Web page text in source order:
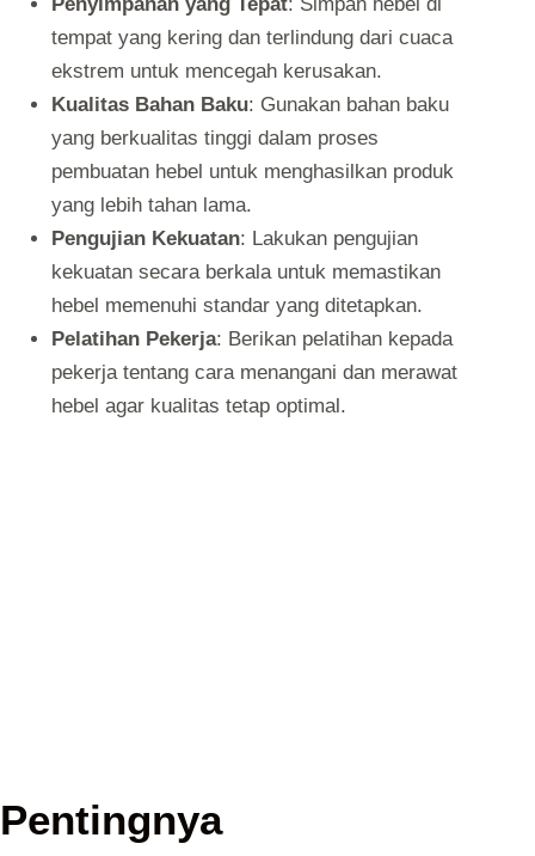
tempat yang kering dan terlindung dari cuaca
ekstrem untuk mencegah kerusakan.
Kualitas Bahan Baku: Gunakan bahan baku
yang berkualitas tinggi dalam proses
pembuatan hebel untuk menghasilkan produk
yang lebih tahan lama.
Pengujian Kekuatan: Lakukan pengujian
kekuatan secara berkala untuk memastikan
hebel memenuhi standar yang ditetapkan.
Pelatihan Pekerja: Berikan pelatihan kepada
pekerja tentang cara menangani dan merawat
hebel agar kualitas tetap optimal.
Pentingnya